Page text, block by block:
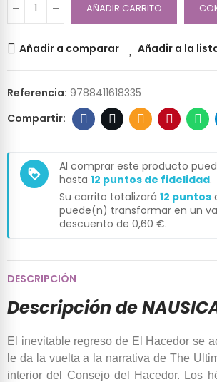
AÑADIR CARRITO
Añadir a comparar Añadir a la
Referencia: 9788411618335
loyalty
Al comprar este producto
hasta 12 puntos de fidelidad.
Su carrito totalizará 12 puntos
puede(n) transformar en un
descuento de 0,60 €.
DESCRIPCIÓN
Descripción de
El inevitable regreso de El Hacedor se
le da la vuelta a la narrativa de The
interior del Consejo del Hacedor. Los